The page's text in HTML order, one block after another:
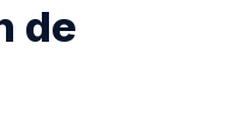
de